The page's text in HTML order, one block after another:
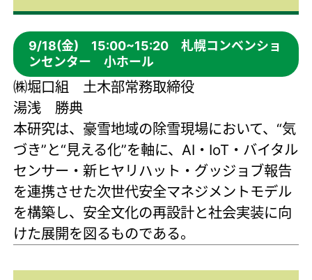
9/18(金) 15:00~15:20 札幌コンベンショ
ンセンター 小ホール
㈱堀口組 土木部常務取締役
湯浅 勝典
本研究は、豪雪地域の除雪現場において、“気
づき”と“見える化”を軸に、AI・IoT・バイタル
センサー・新ヒヤリハット・グッジョブ報告
を連携させた次世代安全マネジメントモデル
を構築し、安全文化の再設計と社会実装に向
けた展開を図るものである。